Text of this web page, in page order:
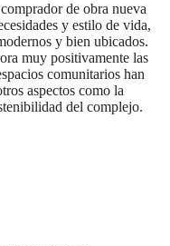
de obra nueva
y estilo de vida,
y bien ubicados.
muy positivamente las
comunitarios han
aspectos como la
del complejo.